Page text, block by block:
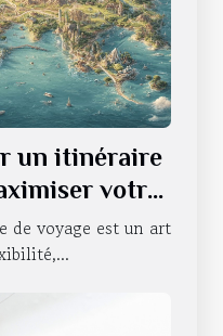
un itinéraire
votre
de voyage est un art